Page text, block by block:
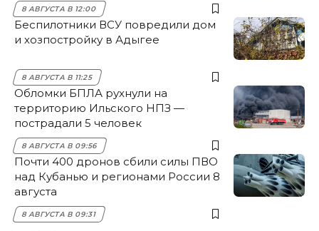
8 АВГУСТА В 12:00
Беспилотники ВСУ повредили дом
и хозпостройку в Адыгее
8 АВГУСТА В 11:25
Обломки БПЛА рухнули на
территорию Ильского НПЗ —
пострадали 5 человек
8 АВГУСТА В 09:56
Почти 400 дронов сбили силы ПВО
над Кубанью и регионами России 8
августа
8 АВГУСТА В 09:31